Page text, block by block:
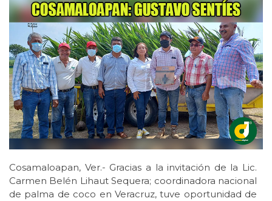
Cosamaloapan, Ver.- Gracias a la invitación de la Lic.
Carmen Belén Lihaut Sequera; coordinadora nacional
de palma de coco en Veracruz, tuve oportunidad de